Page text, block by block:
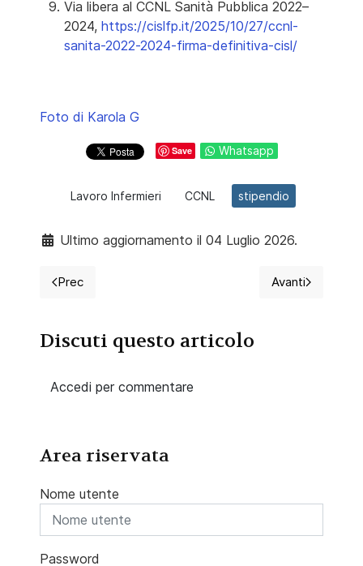
Via libera al CCNL Sanità Pubblica 2022–
2024, https://cislfp.it/2025/10/27/ccnl-
sanita-2022-2024-firma-definitiva-cisl/
Foto di Karola G
Save Whatsapp
Lavoro Infermieri CCNL stipendio
Ultimo aggiornamento il 04 Luglio 2026.
Articolo precedente: Bonus 5% infermieri: Rischio
Prec Articolo
Avanti
Discuti questo articolo
Accedi per commentare
Area riservata
Nome utente
Password